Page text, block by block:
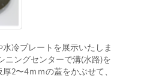
冷プレートを展示いたしま
ニングセンターで溝(水路)を
2〜4ｍｍの蓋をかぶせて、